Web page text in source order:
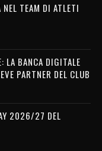
NEL TEAM DI ATLETI
LA BANCA DIGITALE
PARTNER DEL CLUB
2026/27 DEL